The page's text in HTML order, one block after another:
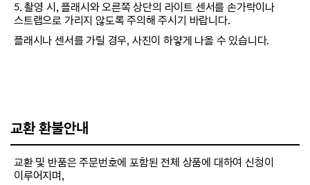
5. 촬영 시, 플래시와 오른쪽 상단의 라이트 센서를 손가락이나
스트랩으로 가리지 않도록 주의해 주시기 바랍니다.
플래시나 센서를 가릴 경우, 사진이 하얗게 나올 수 있습니다.
교환 환불안내
교환 및 반품은 주문번호에 포함된 전체 상품에 대하여 신청이
이루어지며,